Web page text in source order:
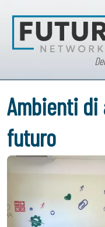
Ambienti di
futuro